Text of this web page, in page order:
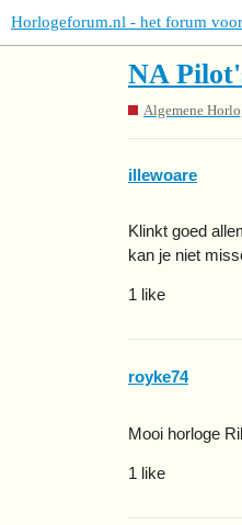
Horlogeforum.nl - het forum
NA
Algemene
illewoare
Klinkt goed
kan je niet
1 like
royke74
Mooi horloge
1 like